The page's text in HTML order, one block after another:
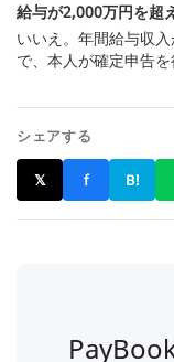
給与が2,000万円を超
いいえ。年間給与収
で、本人が確定申告を
シェアする
𝕏 f B!